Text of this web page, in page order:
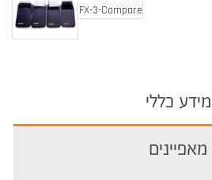
מידע כללי
מאפיינים